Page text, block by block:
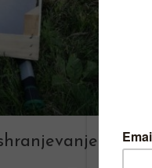
naj